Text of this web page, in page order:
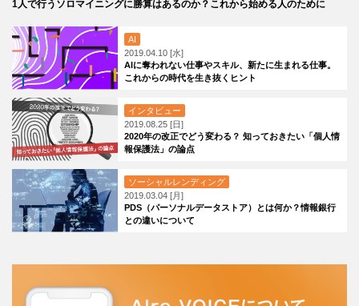
1人で行うソロマイニングに勝算はあるのか？これから始める人のために
AI
2019.04.10 [水]
AIに奪われない仕事やスキル、新たに生まれる仕事。
これからの時代を生き抜くヒント
インタビュー
2019.08.25 [日]
2020年の改正でどう変わる？ 知っておきたい「個人情
報保護法」の論点
ソーシャルレンディング
2019.03.04 [月]
PDS（パーソナルデータストア）とは何か？情報銀行
との違いについて